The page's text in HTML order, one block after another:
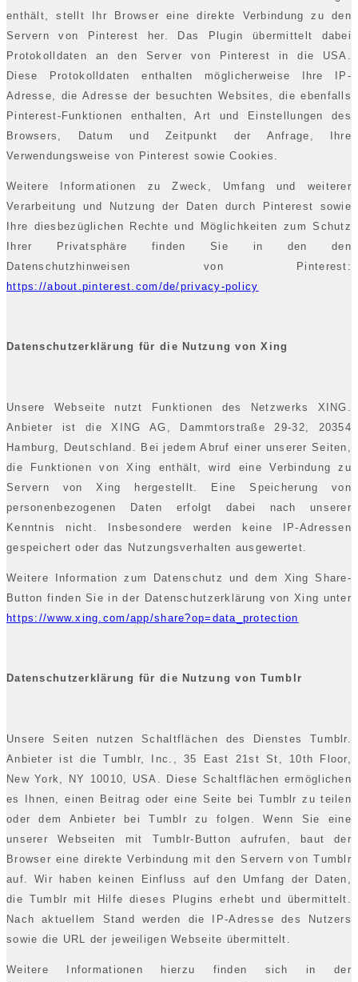
enthält, stellt Ihr Browser eine direkte Verbindung zu den
Servern von Pinterest her. Das Plugin übermittelt dabei
Protokolldaten an den Server von Pinterest in die USA.
Diese Protokolldaten enthalten möglicherweise Ihre IP-
Adresse, die Adresse der besuchten Websites, die ebenfalls
Pinterest-Funktionen enthalten, Art und Einstellungen des
Browsers, Datum und Zeitpunkt der Anfrage, Ihre
Verwendungsweise von Pinterest sowie Cookies.
Weitere Informationen zu Zweck, Umfang und weiterer
Verarbeitung und Nutzung der Daten durch Pinterest sowie
Ihre diesbezüglichen Rechte und Möglichkeiten zum Schutz
Ihrer Privatsphäre finden Sie in den den
Datenschutzhinweisen von Pinterest:
https://about.pinterest.com/de/privacy-policy
Datenschutzerklärung für die Nutzung von Xing
Unsere Webseite nutzt Funktionen des Netzwerks XING.
Anbieter ist die XING AG, Dammtorstraße 29-32, 20354
Hamburg, Deutschland. Bei jedem Abruf einer unserer Seiten,
die Funktionen von Xing enthält, wird eine Verbindung zu
Servern von Xing hergestellt. Eine Speicherung von
personenbezogenen Daten erfolgt dabei nach unserer
Kenntnis nicht. Insbesondere werden keine IP-Adressen
gespeichert oder das Nutzungsverhalten ausgewertet.
Weitere Information zum Datenschutz und dem Xing Share-
Button finden Sie in der Datenschutzerklärung von Xing unter
https://www.xing.com/app/share?op=data_protection
Datenschutzerklärung für die Nutzung von Tumblr
Unsere Seiten nutzen Schaltflächen des Dienstes Tumblr.
Anbieter ist die Tumblr, Inc., 35 East 21st St, 10th Floor,
New York, NY 10010, USA. Diese Schaltflächen ermöglichen
es Ihnen, einen Beitrag oder eine Seite bei Tumblr zu teilen
oder dem Anbieter bei Tumblr zu folgen. Wenn Sie eine
unserer Webseiten mit Tumblr-Button aufrufen, baut der
Browser eine direkte Verbindung mit den Servern von Tumblr
auf. Wir haben keinen Einfluss auf den Umfang der Daten,
die Tumblr mit Hilfe dieses Plugins erhebt und übermittelt.
Nach aktuellem Stand werden die IP-Adresse des Nutzers
sowie die URL der jeweiligen Webseite übermittelt.
Weitere Informationen hierzu finden sich in der